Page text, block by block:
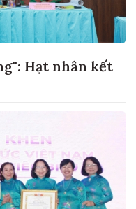
Hạt nhân kết